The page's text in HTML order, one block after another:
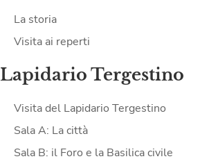
La storia
Visita ai reperti
Lapidario Tergestino
Visita del Lapidario Tergestino
Sala A: La città
Sala B: il Foro e la Basilica civile